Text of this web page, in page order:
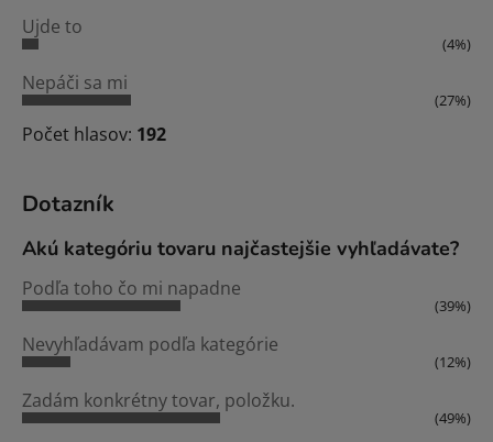
Ujde to
(4%)
Nepáči sa mi
(27%)
Počet hlasov: 192
Dotazník
Akú kategóriu tovaru najčastejšie vyhľadávate?
Podľa toho čo mi napadne
(39%)
Nevyhľadávam podľa kategórie
(12%)
Zadám konkrétny tovar, položku.
(49%)